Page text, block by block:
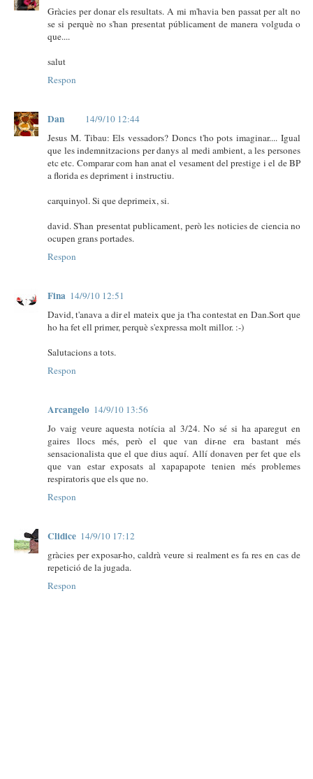
Gràcies per donar els resultats. A mi m'havia ben passat per alt no
se si perquè no s'han presentat públicament de manera volguda o
que....
salut
Respon
Dan
14/9/10 12:44
Jesus M. Tibau: Els vessadors? Doncs t'ho pots imaginar.... Igual
que les indemnitzacions per danys al medi ambient, a les persones
etc etc. Comparar com han anat el vesament del prestige i el de BP
a florida es depriment i instructiu.
carquinyol. Si que deprimeix, si.
david. S'han presentat publicament, però les noticies de ciencia no
ocupen grans portades.
Respon
Fina 14/9/10 12:51
David, t'anava a dir el mateix que ja t'ha contestat en Dan.Sort que
ho ha fet ell primer, perquè s'expressa molt millor. :-)
Salutacions a tots.
Respon
Arcangelo 14/9/10 13:56
Jo vaig veure aquesta notícia al 3/24. No sé si ha aparegut en
gaires llocs més, però el que van dir-ne era bastant més
sensacionalista que el que dius aquí. Allí donaven per fet que els
que van estar exposats al xapapapote tenien més problemes
respiratoris que els que no.
Respon
Clidice 14/9/10 17:12
gràcies per exposar-ho, caldrà veure si realment es fa res en cas de
repetició de la jugada.
Respon